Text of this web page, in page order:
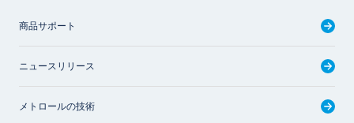
商品サポート
ニュースリリース
メトロールの技術